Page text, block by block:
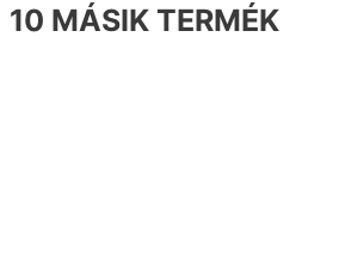
10 MÁSIK TERMÉK